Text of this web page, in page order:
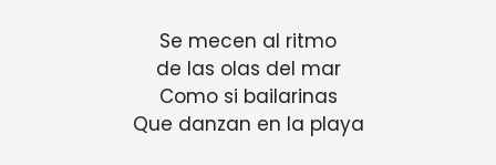
Se mecen al ritmo
de las olas del mar
Como si bailarinas
Que danzan en la playa